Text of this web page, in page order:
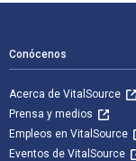
Conócenos
Acerca de VitalSource
Prensa y medios
Empleos en VitalSource
Eventos de VitalSource